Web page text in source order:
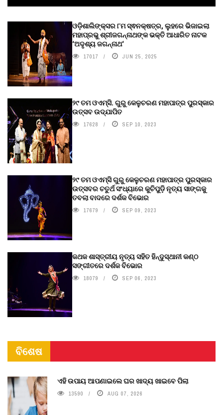
ଓଡ଼ିଶାଲିଙ୍କ୍ସର ୮ମ ସ୍ଵନକ୍ଷତ୍ର, ଲୁହରେ ଭିଜାଇଲା
ମହାପ୍ରଭୁ ଶ୍ରୀଜଗନ୍ନାଥଙ୍କ ଭକ୍ତି ଆଧାରିତ ନାଟକ
‘ଅଦୃଶ୍ୟ ଜଗନ୍ନାଥ‘
17017 JUN 25, 2025
୨୯ ତମ ଓଏମ୍‌ସି. ଗୁରୁ କେଳୁଚରଣ ମହାପାତ୍ର ପୁରସ୍କାର
ଉତ୍ସବ ଉଦ୍‍ଯାପିତ
17628 SEP 10, 2023
୨୯ ତମ ଓଏମ୍‌ସି ଗୁରୁ କେଳୁଚରଣ ମହାପାତ୍ର ପୁରସ୍କାର
ଉତ୍ସବର ଚତୁର୍ଥ ସଂଧ୍ୟାରେ କୁଚିପୁଡ଼ି ନୃତ୍ୟ ସାଙ୍ଗକୁ
ତବଲା ବାଦରେ ଦର୍ଶକ ବିଭୋର
17679 SEP 09, 2023
କଥକ ଶାସ୍ତ୍ରୀୟ ନୃତ୍ୟ ସହିତ ହିନ୍ଦୁସ୍ଥାନୀ କଣ୍ଠ
ସଙ୍ଗୀତରେ ଦର୍ଶକ ବିଭୋର
18079 SEP 06, 2023
ବିଶେଷ
ଏହି ଉପାୟ ଆପଣାଇଲେ ଘର ଖାଦ୍ୟ ଖାଇବେ ପିଲା
13590 AUG 07, 2026